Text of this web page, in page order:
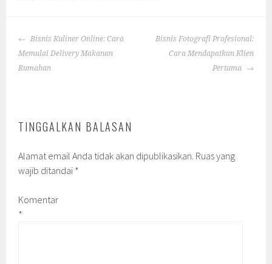
POST
NAVIGATION
Bisnis Kuliner Online: Cara
Memulai Delivery Makanan
Rumahan
Bisnis Fotografi Profesional:
Cara Mendapatkan Klien
Pertama
TINGGALKAN BALASAN
Alamat email Anda tidak akan dipublikasikan. Ruas yang
wajib ditandai *
Komentar
*